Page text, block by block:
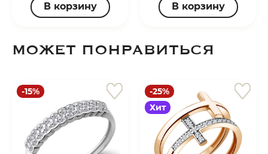
В корзину В корзину
МОЖЕТ ПОНРАВИТЬСЯ
-15%
-25%
Хит